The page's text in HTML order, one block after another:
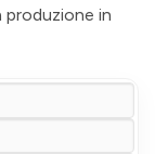
produzione in